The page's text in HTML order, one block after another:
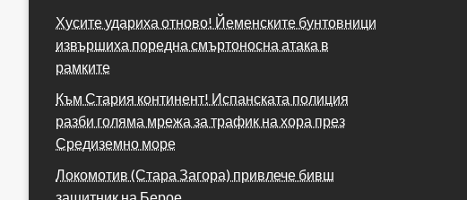
Хусите удариха отново! Йеменските бунтовници
извършиха поредна смъртоносна атака в
рамките
Към Стария континент! Испанската полиция
разби голяма мрежа за трафик на хора през
Средиземно море
Локомотив (Стара Загора) привлече бивш
защитник на Берое